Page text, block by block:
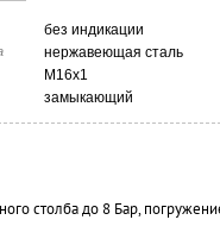
без индикации
нержавеющая сталь
М16х1
замыкающий
столба до 8 Бар,